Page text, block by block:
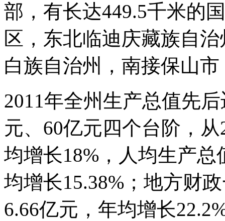
部，有长达449.5千米的
区，东北临迪庆藏族自
白族自治州，南接保山
2011年全州生产总值先
元、60亿元四个台阶，
均增长18%，人均生产总
均增长15.38%；地方财
6.66亿元，年均增长